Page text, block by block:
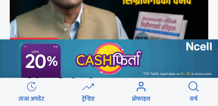
मुगल आक्रमणले तहसनहस सिम्रौनगढको सभ्यता नेपाल
खाल्डोले कसरी जोगायो ?
ताजा अपडेट ट्रेन्डिङ प्रोफाइल सर्च